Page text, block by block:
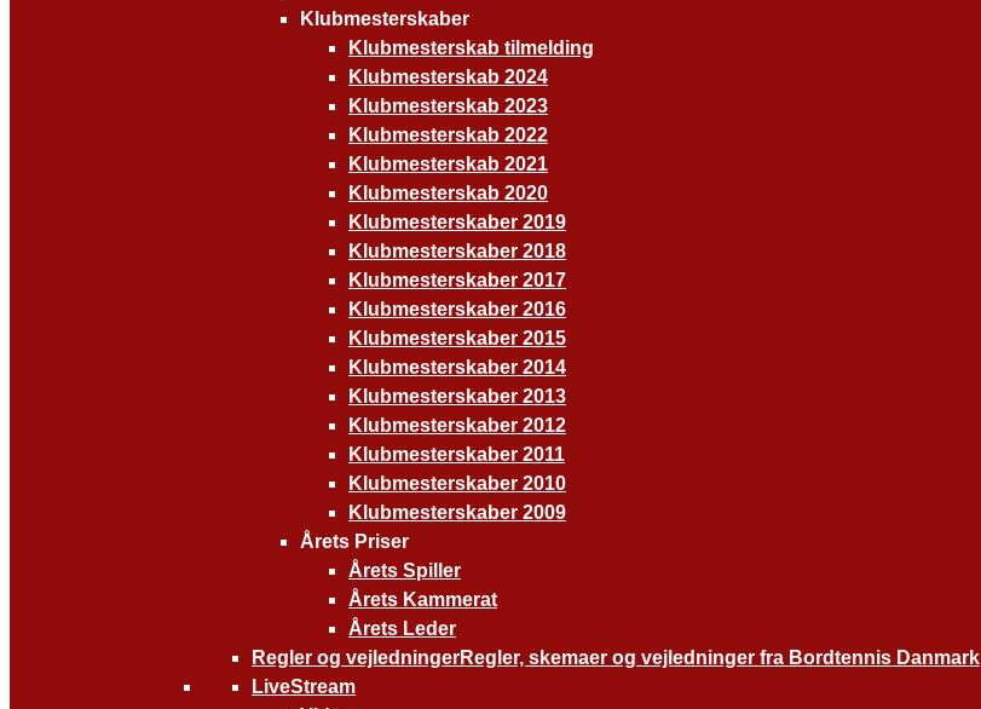
Klubmesterskaber
Klubmesterskab tilmelding
Klubmesterskab 2024
Klubmesterskab 2023
Klubmesterskab 2022
Klubmesterskab 2021
Klubmesterskab 2020
Klubmesterskaber 2019
Klubmesterskaber 2018
Klubmesterskaber 2017
Klubmesterskaber 2016
Klubmesterskaber 2015
Klubmesterskaber 2014
Klubmesterskaber 2013
Klubmesterskaber 2012
Klubmesterskaber 2011
Klubmesterskaber 2010
Klubmesterskaber 2009
Årets Priser
Årets Spiller
Årets Kammerat
Årets Leder
Regler og vejledningerRegler, skemaer og vejledninger fra Bordtennis Danmark
LiveStream